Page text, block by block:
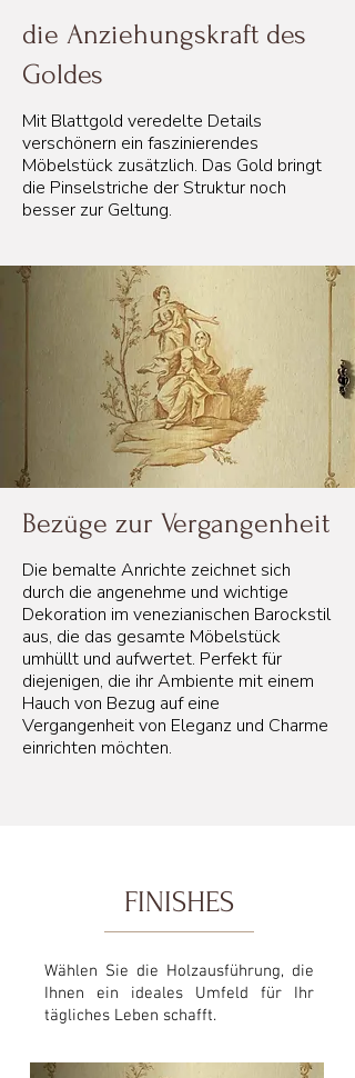
die Anziehungskraft des
Goldes
Mit Blattgold veredelte Details
verschönern ein faszinierendes
Möbelstück zusätzlich. Das Gold bringt
die Pinselstriche der Struktur noch
besser zur Geltung.
Bezüge zur Vergangenheit
Die bemalte Anrichte zeichnet sich
durch die angenehme und wichtige
Dekoration im venezianischen Barockstil
aus, die das gesamte Möbelstück
umhüllt und aufwertet. Perfekt für
diejenigen, die ihr Ambiente mit einem
Hauch von Bezug auf eine
Vergangenheit von Eleganz und Charme
einrichten möchten.
FINISHES
Wählen Sie die Holzausführung, die
Ihnen ein ideales Umfeld für Ihr
tägliches Leben schafft.